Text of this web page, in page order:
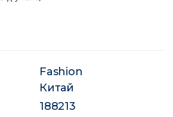
Fashion
Китай
188213